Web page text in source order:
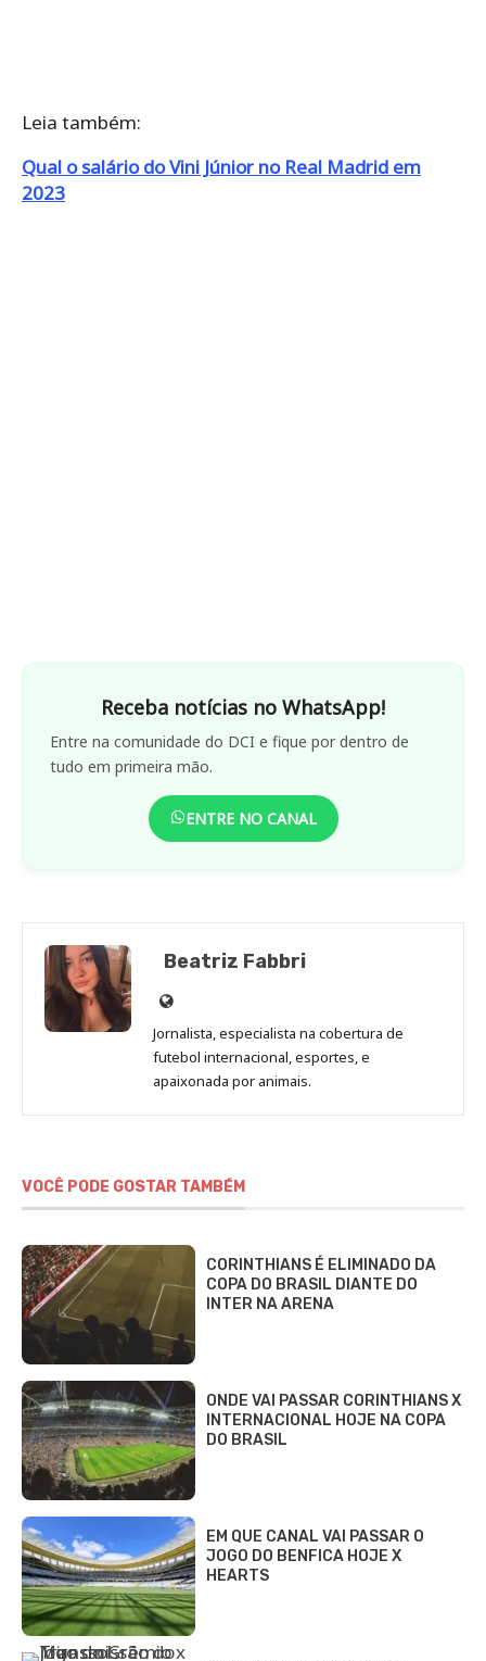
Leia também:
Qual o salário do Vini Júnior no Real Madrid em
2023
Receba notícias no WhatsApp!
Entre na comunidade do DCI e fique por dentro de
tudo em primeira mão.
ENTRE NO CANAL
Beatriz Fabbri
Site
de
Beatriz
Fabbri
Jornalista, especialista na cobertura de
futebol internacional, esportes, e
apaixonada por animais.
VOCÊ PODE GOSTAR TAMBÉM
CORINTHIANS É ELIMINADO DA
COPA DO BRASIL DIANTE DO
INTER NA ARENA
ONDE VAI PASSAR CORINTHIANS X
INTERNACIONAL HOJE NA COPA
DO BRASIL
EM QUE CANAL VAI PASSAR O
JOGO DO BENFICA HOJE X
HEARTS